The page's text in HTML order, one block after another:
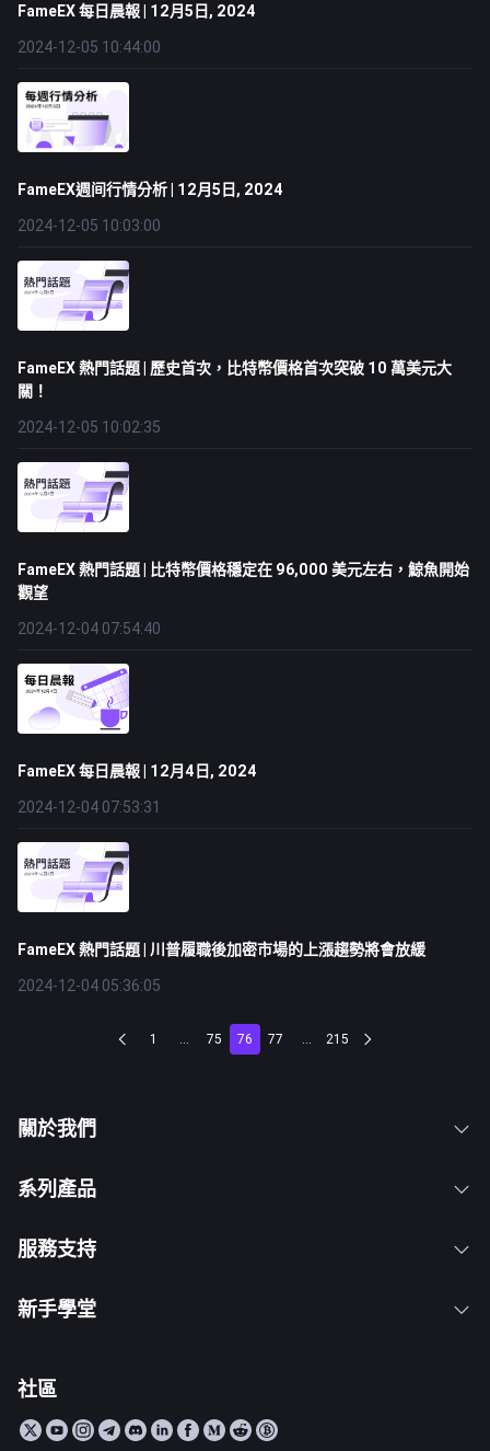
FameEX 每日晨報 | 12月5日, 2024
2024-12-05 10:44:00
FameEX週间行情分析 | 12月5日, 2024
2024-12-05 10:03:00
FameEX 熱門話題 | 歷史首次，比特幣價格首次突破 10 萬美元大
關！
2024-12-05 10:02:35
FameEX 熱門話題 | 比特幣價格穩定在 96,000 美元左右，鯨魚開始
觀望
2024-12-04 07:54:40
FameEX 每日晨報 | 12月4日, 2024
2024-12-04 07:53:31
FameEX 熱門話題 | 川普履職後加密市場的上漲趨勢將會放緩
2024-12-04 05:36:05
1 ... 75 76 77 ... 215
關於我們
系列產品
服務支持
新手學堂
社區